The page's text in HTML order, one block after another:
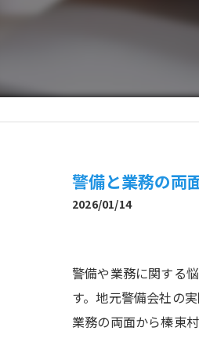
警備と業務の両
2026/01/14
警備や業務に関する
す。地元警備会社の
業務の両面から榛東